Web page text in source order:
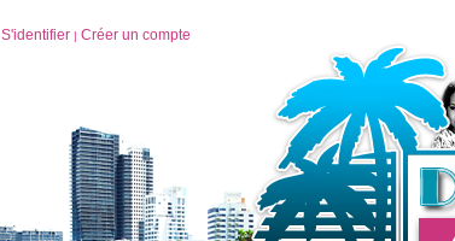
S'identifier | Créer un compte